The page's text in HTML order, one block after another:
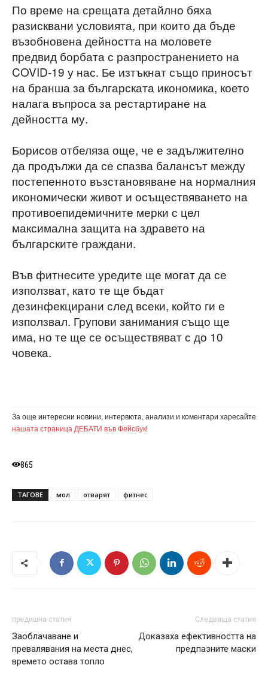
По време на срещата детайлно бяха
разисквани условията, при които да бъде
възобновена дейността на моловете
предвид борбата с разпространението на
COVID-19 у нас. Бе изтъкнат също приносът
на бранша за българската икономика, което
налага въпроса за рестартиране на
дейността му.
Борисов отбеляза още, че е задължително
да продължи да се спазва балансът между
постепенното възстановяване на нормалния
икономически живот и осъществяването на
противоепидемичните мерки с цел
максимална защита на здравето на
българските граждани.
Във фитнесите уредите ще могат да се
използват, като те ще бъдат
дезинфекцирани след всеки, който ги е
използвал. Групови занимания също ще
има, но те ще се осъществяват с до 10
човека.
За още интересни новини, интервюта, анализи и коментари харесайте
нашата страница ДЕБАТИ във Фейсбук!
865
ТАГОВЕ мол отварят фитнес
предишна статия
Заоблачаване и
превалявания на места днес,
времето остава топло
Следваща статия
Доказаха ефективността на
предпазните маски